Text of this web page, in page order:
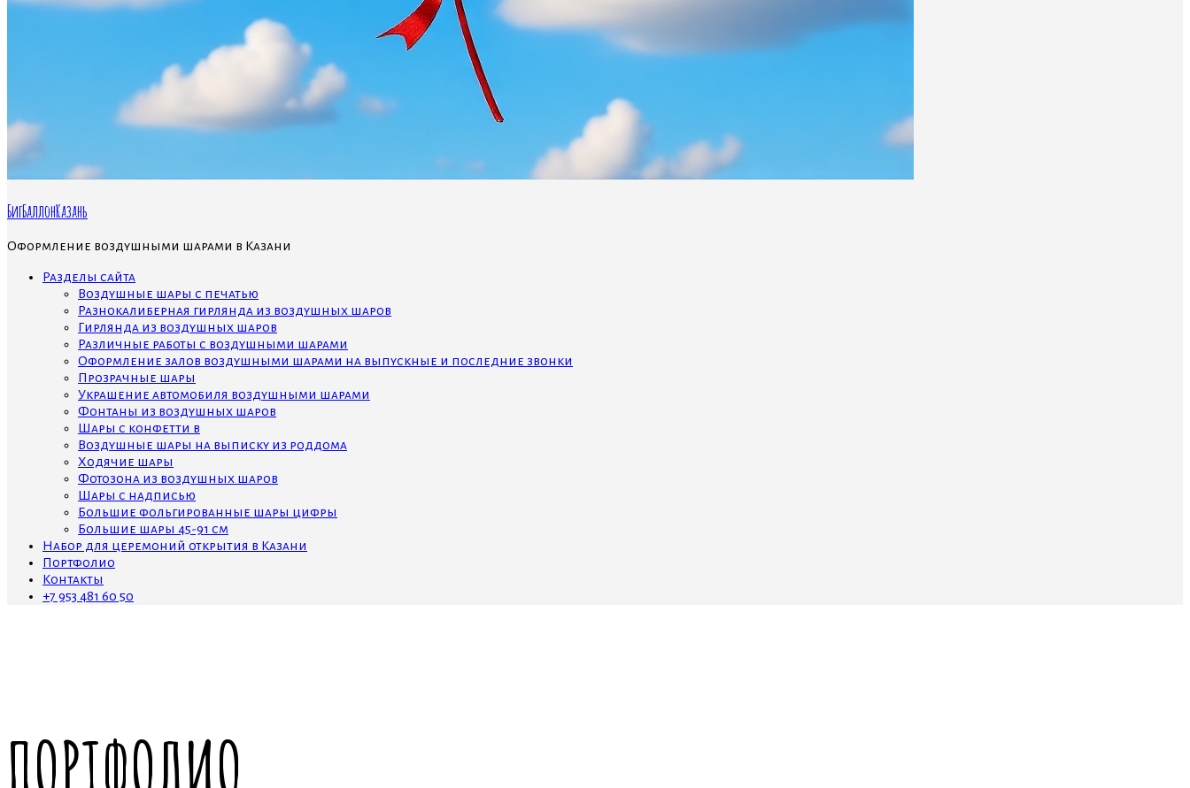
БигБаллонКазань
Оформление воздушными шарами в Казани
Разделы сайта
Воздушные шары с печатью
Разнокалиберная гирлянда из воздушных шаров
Гирлянда из воздушных шаров
Различные работы с воздушными шарами
Оформление залов воздушными шарами на выпускные и последние звонки
Прозрачные шары
Украшение автомобиля воздушными шарами
Фонтаны из воздушных шаров
Шары с конфетти в
Воздушные шары на выписку из роддома
Ходячие шары
Фотозона из воздушных шаров
Шары с надписью
Большие фольгированные шары цифры
Большие шары 45-91 см
Набор для церемоний открытия в Казани
Портфолио
Контакты
+7 953 481 60 50
ПОРТФОЛИО